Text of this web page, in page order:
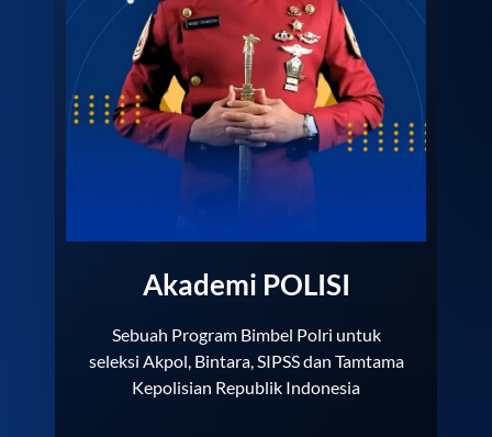
Akademi POLISI
Sebuah Program Bimbel Polri untuk
seleksi Akpol, Bintara, SIPSS dan Tamtama
Kepolisian Republik Indonesia